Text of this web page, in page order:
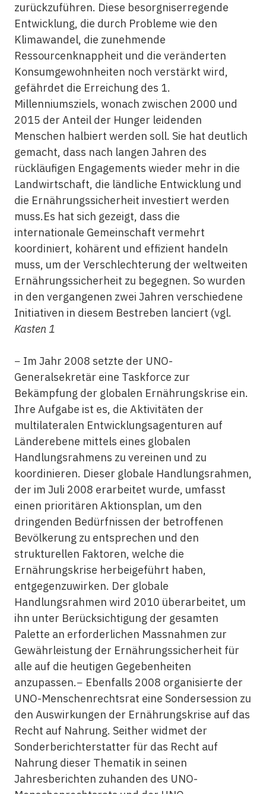
zurückzuführen. Diese besorgniserregende
Entwicklung, die durch Probleme wie den
Klimawandel, die zunehmende
Ressourcenknappheit und die veränderten
Konsumgewohnheiten noch verstärkt wird,
gefährdet die Erreichung des 1.
Millenniumsziels, wonach zwischen 2000 und
2015 der Anteil der Hunger leidenden
Menschen halbiert werden soll. Sie hat deutlich
gemacht, dass nach langen Jahren des
rückläufigen Engagements wieder mehr in die
Landwirtschaft, die ländliche Entwicklung und
die Ernährungssicherheit investiert werden
muss.Es hat sich gezeigt, dass die
internationale Gemeinschaft vermehrt
koordiniert, kohärent und effizient handeln
muss, um der Verschlechterung der weltweiten
Ernährungssicherheit zu begegnen. So wurden
in den vergangenen zwei Jahren verschiedene
Initiativen in diesem Bestreben lanciert (vgl.
Kasten 1
− Im Jahr 2008 setzte der UNO-
Generalsekretär eine Taskforce zur
Bekämpfung der globalen Ernährungskrise ein.
Ihre Aufgabe ist es, die Aktivitäten der
multilateralen Entwicklungsagenturen auf
Länderebene mittels eines globalen
Handlungsrahmens zu vereinen und zu
koordinieren. Dieser globale Handlungsrahmen,
der im Juli 2008 erarbeitet wurde, umfasst
einen prioritären Aktionsplan, um den
dringenden Bedürfnissen der betroffenen
Bevölkerung zu entsprechen und den
strukturellen Faktoren, welche die
Ernährungskrise herbeigeführt haben,
entgegenzuwirken. Der globale
Handlungsrahmen wird 2010 überarbeitet, um
ihn unter Berücksichtigung der gesamten
Palette an erforderlichen Massnahmen zur
Gewährleistung der Ernährungssicherheit für
alle auf die heutigen Gegebenheiten
anzupassen.− Ebenfalls 2008 organisierte der
UNO-Menschenrechtsrat eine Sondersession zu
den Auswirkungen der Ernährungskrise auf das
Recht auf Nahrung. Seither widmet der
Sonderberichterstatter für das Recht auf
Nahrung dieser Thematik in seinen
Jahresberichten zuhanden des UNO-